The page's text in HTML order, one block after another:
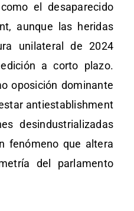
el desaparecido
aunque las heridas
unilateral de 2024
a corto plazo.
oposición dominante
antiestablishment
desindustrializadas
fenómeno que altera
del parlamento